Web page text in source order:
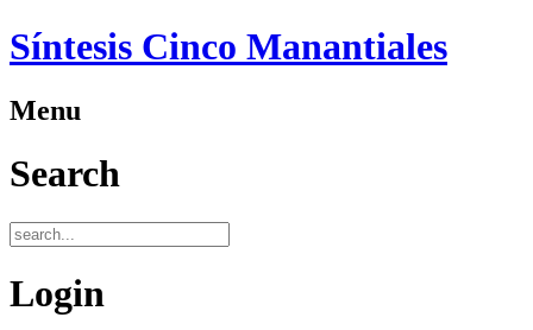
Síntesis Cinco Manantiales
Menu
Search
Login